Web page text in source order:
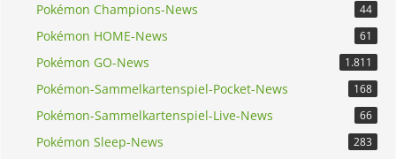
Pokémon Champions-News 44
Pokémon HOME-News 61
Pokémon GO-News 1.811
Pokémon-Sammelkartenspiel-Pocket-News 168
Pokémon-Sammelkartenspiel-Live-News 66
Pokémon Sleep-News 283